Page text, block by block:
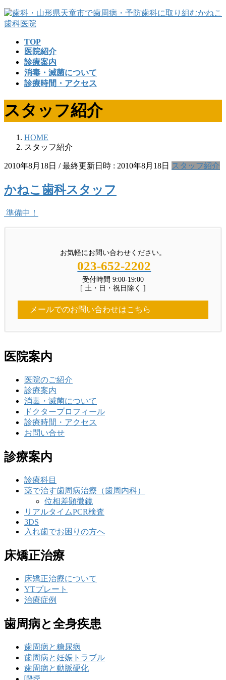
コ
ン
プ
ナ
ビ
動
TOP
医院紹介
診療案内
消毒・滅菌について
診療時間・アクセス
スタッフ紹介
HOME
スタッフ紹介
2010年8月18日 / 最終更新日時 : 2010年8月18日 スタッフ紹介
かねこ歯科スタッフ
準備中！
お気軽にお問い合わせください。
023-652-2202
受付時間 9:00-19:00
[ 土・日・祝日除く ]
メールでのお問い合わせはこちら
医院案内
医院のご紹介
診療案内
消毒・滅菌について
ドクタープロフィール
診療時間・アクセス
お問い合せ
診療案内
診療科目
薬で治す歯周病治療（歯周内科）
位相差顕微鏡
リアルタイムPCR検査
3DS
入れ歯でお困りの方へ
床矯正治療
床矯正治療について
YTプレート
治療症例
歯周病と全身疾患
歯周病と糖尿病
歯周病と妊娠トラブル
歯周病と動脈硬化